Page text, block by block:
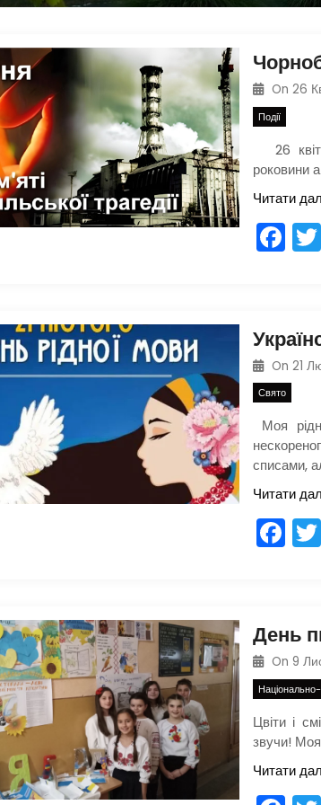
On 26
Події
26
роковини
Читати
F
a
e
b
o
o
k
On 21
Свято
Моя
списами,
Читати
F
a
b
o
o
k
День
On 9
Цвіти і
звучи! Моя
Читати